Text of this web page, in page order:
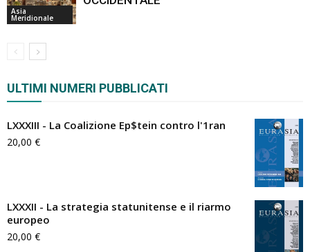
Asia
Meridionale
ULTIMI NUMERI PUBBLICATI
LXXXIII - La Coalizione Ep$tein contro l'1ran
20,00 €
LXXXII - La strategia statunitense e il riarmo
europeo
20,00 €